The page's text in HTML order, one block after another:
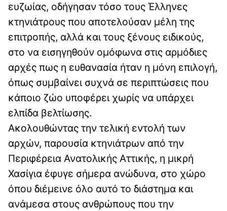
ευζωίας, οδήγησαν τόσο τους Έλληνες
κτηνιάτρους που αποτελούσαν μέλη της
επιτροπής, αλλά και τους ξένους ειδικούς,
στο να εισηγηθούν ομόφωνα στις αρμόδιες
αρχές πως η ευθανασία ήταν η μόνη επιλογή,
όπως συμβαίνει συχνά σε περιπτώσεις που
κάποιο ζώο υποφέρει χωρίς να υπάρχει
ελπίδα βελτίωσης.
Ακολουθώντας την τελική εντολή των
αρχών, παρουσία κτηνιάτρων από την
Περιφέρεια Ανατολικής Αττικής, η μικρή
Χασίγια έφυγε σήμερα ανώδυνα, στο χώρο
όπου διέμεινε όλο αυτό το διάστημα και
ανάμεσα στους ανθρώπους που την